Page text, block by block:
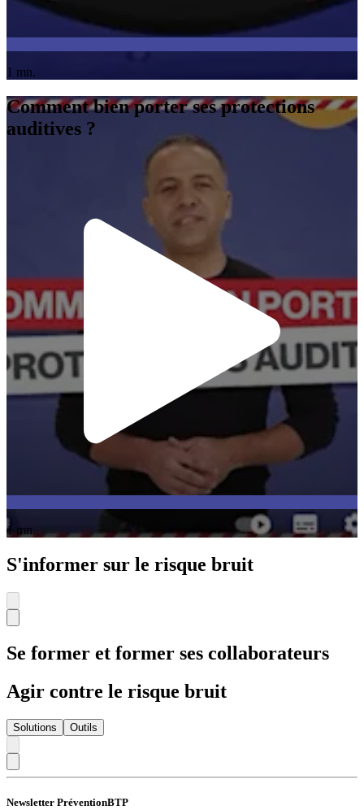
1 mn.
Comment bien porter ses protections
auditives ?
1 mn.
S'informer sur le risque bruit
Se former et former ses collaborateurs
Agir contre le risque bruit
Solutions Outils
Newsletter PréventionBTP